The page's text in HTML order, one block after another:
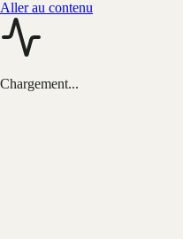
Aller au contenu
Chargement...